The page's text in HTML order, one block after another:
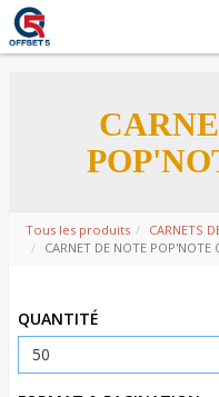
Tous les produits
CARNETS
CARNET DE NOTE POP'NOTE
QUANTITÉ